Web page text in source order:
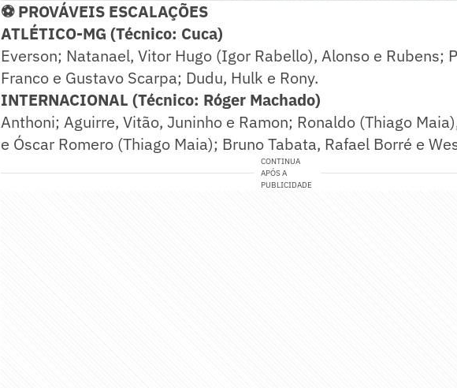
⚽ PROVÁVEIS ESCALAÇÕES
ATLÉTICO-MG (Técnico: Cuca)
Everson; Natanael, Vitor Hugo (Igor Rabello), Alonso e Rubens;
Franco e Gustavo Scarpa; Dudu, Hulk e Rony.
INTERNACIONAL (Técnico: Róger Machado)
Anthoni; Aguirre, Vitão, Juninho e Ramon; Ronaldo (Thiago
e Óscar Romero (Thiago Maia); Bruno Tabata, Rafael Borré e
CONTINUA
APÓS A
PUBLICIDADE